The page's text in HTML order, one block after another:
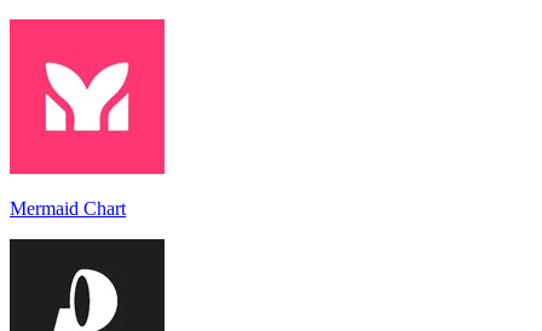
Mermaid Chart